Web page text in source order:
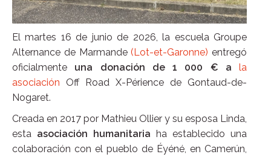
El martes 16 de junio de 2026, la escuela Groupe
Alternance de Marmande(Lot-et-Garonne) entregó
oficialmente una donación de 1 000 € a la
asociación Off Road X-Périence de Gontaud-de-
Nogaret.
Creada en 2017 por Mathieu Ollier y su esposa Linda,
esta asociación humanitaria ha establecido una
colaboración con el pueblo de Éyéné, en Camerún,